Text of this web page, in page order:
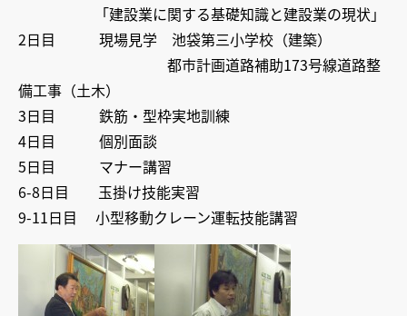
「建設業に関する基礎知識と建設業の現状」
2日目 現場見学 池袋第三小学校（建築）
都市計画道路補助173号線道路整
備工事（土木）
3日目 鉄筋・型枠実地訓練
4日目 個別面談
5日目 マナー講習
6-8日目 玉掛け技能実習
9-11日目 小型移動クレーン運転技能講習